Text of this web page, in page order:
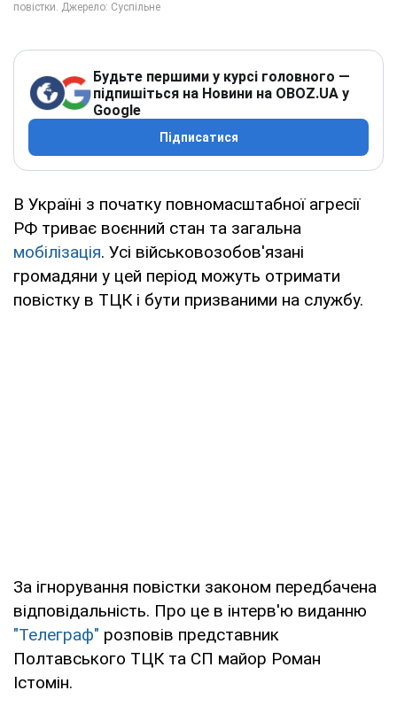
Будьте першими у курсі головного —
підпишіться на Новини на OBOZ.UA у
Google
Підписатися
В Україні з початку повномасштабної агресії
РФ триває воєнний стан та загальна
мобілізація. Усі військовозобов'язані
громадяни у цей період можуть отримати
повістку в ТЦК і бути призваними на службу.
За ігнорування повістки законом передбачена
відповідальність. Про це в інтерв'ю виданню
"Телеграф" розповів представник
Полтавського ТЦК та СП майор Роман
Істомін.